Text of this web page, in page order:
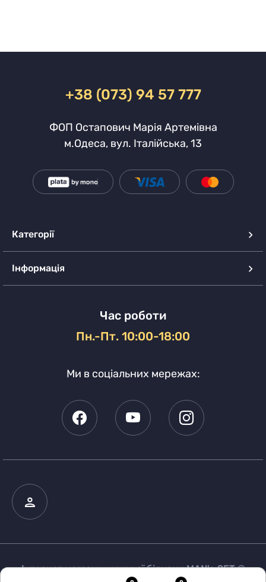
+38 (073) 94 57 777
ФОП Остапович Марія Артемівна
м.Одеса, вул. Італійська, 13
Категорії
Інформація
Час роботи
Пн.-Пт. 10:00-18:00
Ми в соціальних мережах:
Інтернет магазин нижньої білизни MAN's SET ©